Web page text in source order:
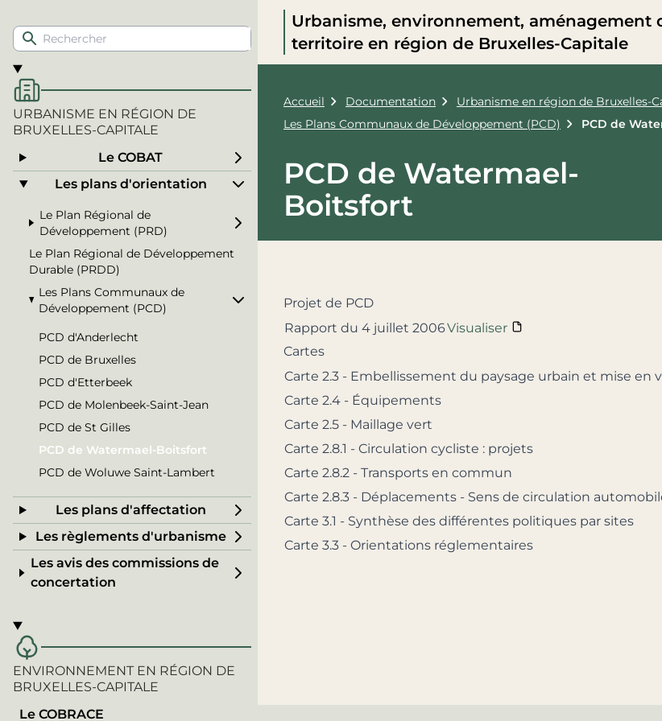
Urbanisme, environnement, aménagement
territoire en région de Bruxelles-Capitale
URBANISME EN RÉGION DE
BRUXELLES-CAPITALE
Le COBAT
Les plans d'orientation
Le Plan Régional de
Développement (PRD)
Le Plan Régional de Développement
Durable (PRDD)
Les Plans Communaux de
Développement (PCD)
PCD d'Anderlecht
PCD de Bruxelles
PCD d'Etterbeek
PCD de Molenbeek-Saint-Jean
PCD de St Gilles
PCD de Watermael-Boitsfort
PCD de Woluwe Saint-Lambert
Les plans d'affectation
Les règlements d'urbanisme
Les avis des commissions de
concertation
ENVIRONNEMENT EN RÉGION DE
BRUXELLES-CAPITALE
Le COBRACE
Accueil Documentation Urbanisme en région de Bruxelles-
Les Plans Communaux de Développement (PCD)
PCD de
PCD de Watermael-
Boitsfort
Projet de PCD
Rapport du 4 juillet 2006Visualiser
Cartes
Carte 2.3 - Embellissement du paysage urbain et mise en
Carte 2.4 - Équipements
Carte 2.5 - Maillage vert
Carte 2.8.1 - Circulation cycliste : projets
Carte 2.8.2 - Transports en commun
Carte 2.8.3 - Déplacements - Sens de circulation
Carte 3.1 - Synthèse des différentes politiques par sites
Carte 3.3 - Orientations réglementaires